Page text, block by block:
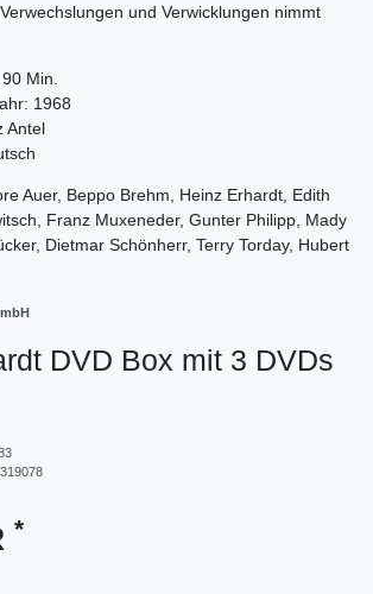
und Verwicklungen nimmt
Min.
1968
Antel
Auer, Beppo Brehm, Heinz Erhardt, Edith
Franz Muxeneder, Gunter Philipp, Mady
Dietmar Schönherr, Terry Torday, Hubert
DVD Box mit 3 DVDs
*